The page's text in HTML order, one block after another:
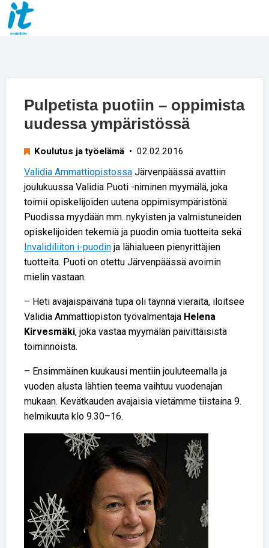
Pulpetista puotiin – oppimista
uudessa ympäristössä
Koulutus ja työelämä • 02.02.2016
Validia Ammattiopistossa Järvenpäässä avattiin
joulukuussa Validia Puoti -niminen myymälä, joka
toimii opiskelijoiden uutena oppimisympäristönä.
Puodissa myydään mm. nykyisten ja valmistuneiden
opiskelijoiden tekemiä ja puodin omia tuotteita sekä
Invalidiliiton i-puodin ja lähialueen pienyrittäjien
tuotteita. Puoti on otettu Järvenpäässä avoimin
mielin vastaan.
– Heti avajaispäivänä tupa oli täynnä vieraita, iloitsee
Validia Ammattiopiston työvalmentaja Helena
Kirvesmäki, joka vastaa myymälän päivittäisistä
toiminnoista.
– Ensimmäinen kuukausi mentiin jouluteemalla ja
vuoden alusta lähtien teema vaihtuu vuodenajan
mukaan. Kevätkauden avajaisia vietämme tiistaina 9.
helmikuuta klo 9.30–16.